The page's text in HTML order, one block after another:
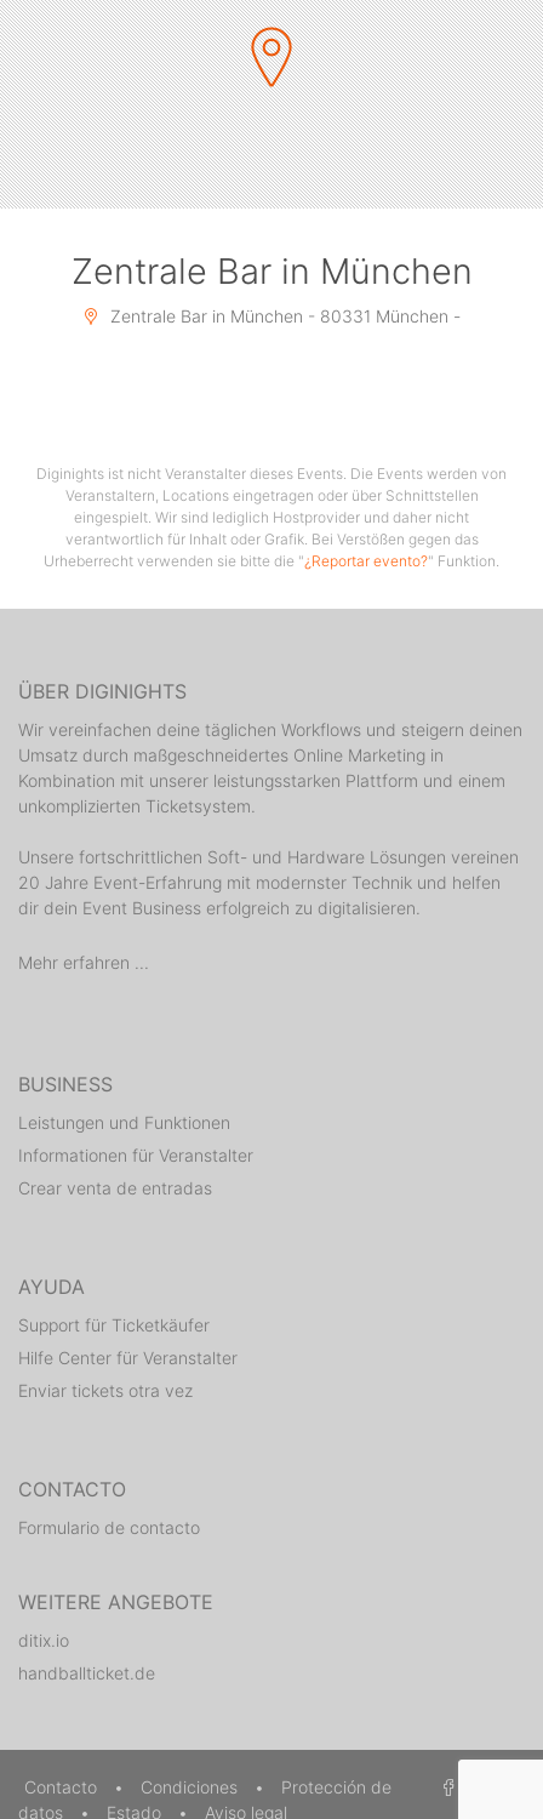
Zentrale Bar in München
Zentrale Bar in München - 80331 München -
Diginights ist nicht Veranstalter dieses Events. Die Events werden von
Veranstaltern, Locations eingetragen oder über Schnittstellen
eingespielt. Wir sind lediglich Hostprovider und daher nicht
verantwortlich für Inhalt oder Grafik. Bei Verstößen gegen das
Urheberrecht verwenden sie bitte die "¿Reportar evento?" Funktion.
ÜBER DIGINIGHTS
Wir vereinfachen deine täglichen Workflows und steigern deinen
Umsatz durch maßgeschneidertes Online Marketing in
Kombination mit unserer leistungsstarken Plattform und einem
unkomplizierten Ticketsystem.
Unsere fortschrittlichen Soft- und Hardware Lösungen vereinen
20 Jahre Event-Erfahrung mit modernster Technik und helfen
dir dein Event Business erfolgreich zu digitalisieren.
Mehr erfahren ...
BUSINESS
Leistungen und Funktionen
Informationen für Veranstalter
Crear venta de entradas
AYUDA
Support für Ticketkäufer
Hilfe Center für Veranstalter
Enviar tickets otra vez
CONTACTO
Formulario de contacto
WEITERE ANGEBOTE
ditix.io
handballticket.de
Contacto • Condiciones •
Protección de
datos
• Estado • Aviso legal